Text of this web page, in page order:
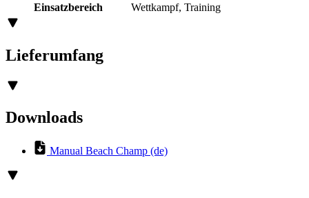
Einsatzbereich
Wettkampf, Training
Lieferumfang
Downloads
Manual Beach Champ (de)